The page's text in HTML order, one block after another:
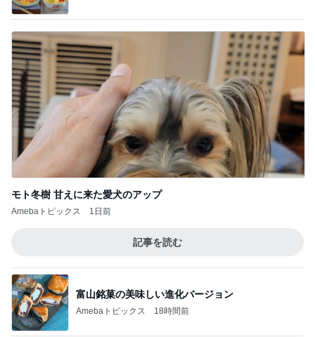
モト冬樹 甘えに来た愛犬のアップ
Amebaトピックス 1日前
記事を読む
富山銘菓の美味しい進化バージョン
Amebaトピックス 18時間前